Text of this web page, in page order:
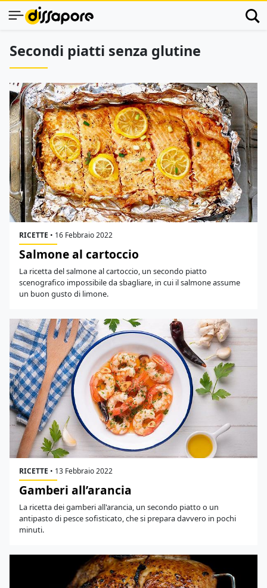
Secondi piatti senza glutine
RICETTE • 16 Febbraio 2022
Salmone al cartoccio
La ricetta del salmone al cartoccio, un secondo piatto
scenografico impossibile da sbagliare, in cui il salmone assume
un buon gusto di limone.
RICETTE • 13 Febbraio 2022
Gamberi all’arancia
La ricetta dei gamberi all'arancia, un secondo piatto o un
antipasto di pesce sofisticato, che si prepara davvero in pochi
minuti.